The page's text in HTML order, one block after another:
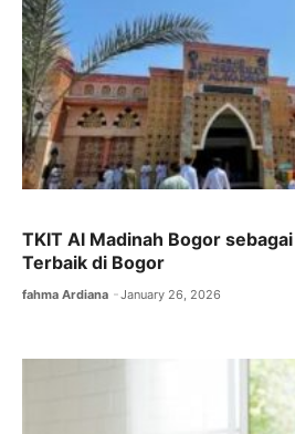
TKIT Al Madinah Bogor
Terbaik di Bogor
fahma Ardiana January 26, 2026